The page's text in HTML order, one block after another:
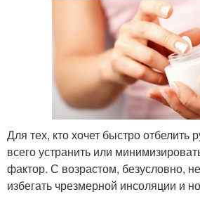
Для тех, кто хочет быстро отбелить
всего устранить или
фактор. С возрастом, безусловно,
избегать чрезмерной инсоляции и